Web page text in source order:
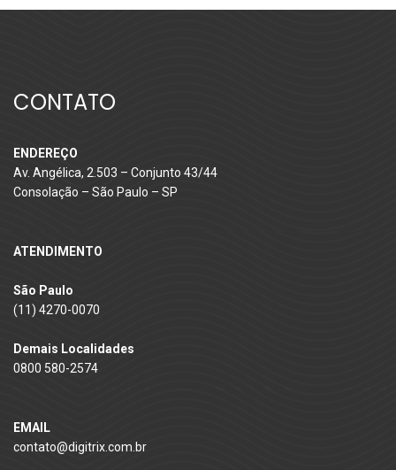
CONTATO
ENDEREÇO
Av. Angélica, 2.503 – Conjunto 43/44
Consolação – São Paulo – SP
ATENDIMENTO
São Paulo
(11) 4270-0070
Demais Localidades
0800 580-2574
EMAIL
contato@digitrix.com.br